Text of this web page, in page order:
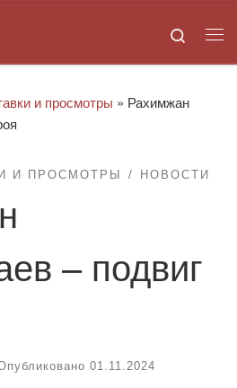
Search
и просмотры » Рахимжан
И ПРОСМОТРЫ НОВОСТИ
– подвиг
01.11.2024